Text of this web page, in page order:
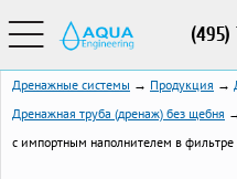
(495)
Дренажные системы → Продукция →
Дренажная труба (дренаж) без щебня
с импортным наполнителем в фильтре